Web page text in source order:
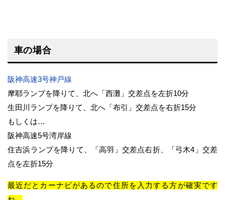
車の場合
阪神高速3号神戸線
摩耶ランプを降りて、北へ「西灘」交差点を左折10分
生田川ランプを降りて、北へ「布引」交差点を右折15分
もしくは…
阪神高速5号湾岸線
住吉浜ランプを降りて、「高羽」交差点右折、「弓木4」交差
点を左折15分
最近だとカーナビがあるので住所を入力する方が確実です